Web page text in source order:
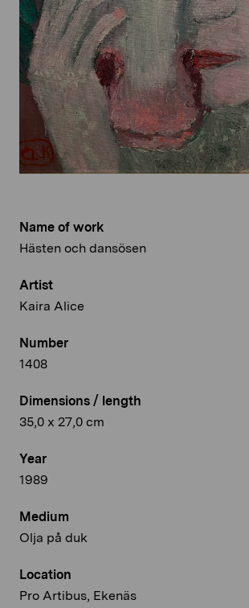
Name of work
Hästen och dansösen
Artist
Kaira Alice
Number
1408
Dimensions / length
35,0 x 27,0 cm
Year
1989
Medium
Olja på duk
Location
Pro Artibus, Ekenäs